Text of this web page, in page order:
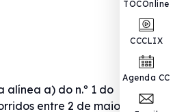
TOCOnline
CCCLIX
Agenda CC
alínea a) do n.º 1 do
entre 2 de maio e 15